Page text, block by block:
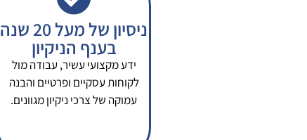
ניסיון של מעל 20 שנה
בענף הניקיון
ידע מקצועי עשיר, עבודה מול
לקוחות עסקיים ופרטיים והבנה
עמוקה של צרכי ניקיון מגוונים.